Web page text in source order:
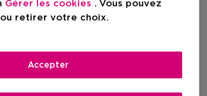
Gérer les cookies . Vous pouvez
retirer votre choix.
Accepter